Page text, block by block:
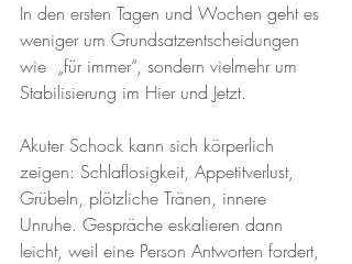
In den ersten Tagen und Wochen geht es
weniger um Grundsatzentscheidungen
wie  „für immer“, sondern vielmehr um
Stabilisierung im Hier und Jetzt.
Akuter Schock kann sich körperlich
zeigen: Schlaflosigkeit, Appetitverlust,
Grübeln, plötzliche Tränen, innere
Unruhe. Gespräche eskalieren dann
leicht, weil eine Person Antworten fordert,